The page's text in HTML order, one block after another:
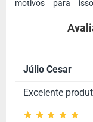
motivos para
Júlio Cesar
Excelente